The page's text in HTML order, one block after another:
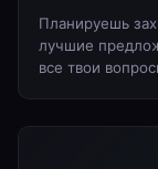
Планируешь
лучшие
все твои